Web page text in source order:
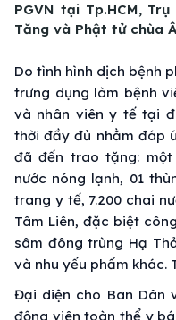
PGVN tại Tp.HCM,
Tăng và Phật tử chùa
Do tình hình dịch bệnh
trưng dụng làm bệnh
và nhân viên y tế tại
thời đầy đủ nhằm đáp
đã đến trao tặng:
nước nóng lạnh, 01
trang y tế, 7.200 chai
Tâm Liên, đặc biệt
sâm đông trùng Hạ
và nhu yếu phẩm khác.
Đại diện cho Ban Dân
động viên toàn thể y